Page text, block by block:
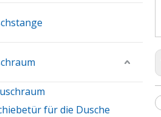
für die Dusche